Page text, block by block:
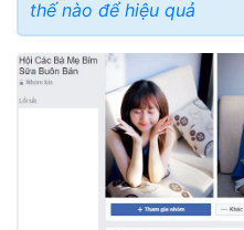
thế nào để hiệu quả